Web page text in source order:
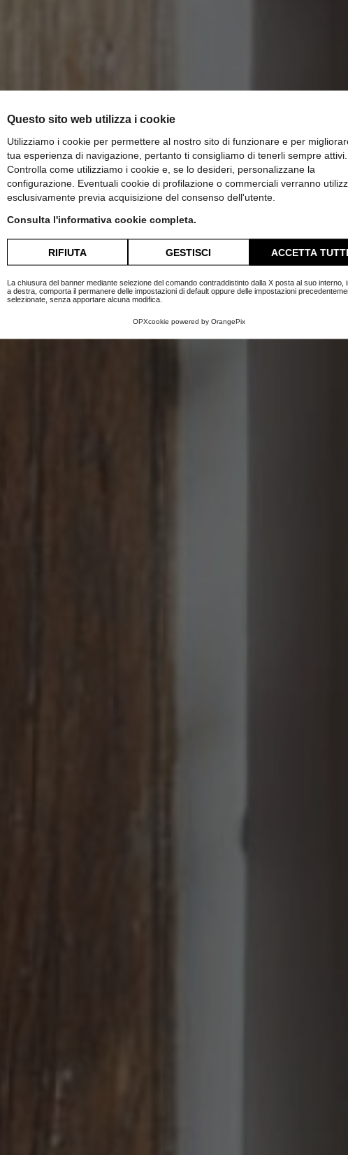
Questo sito web utilizza i cookie
Utilizziamo i cookie per permettere al nostro sito di funzionare e per
tua esperienza di navigazione, pertanto ti consigliamo di tenerli sempre attivi.
Controlla come utilizziamo i cookie e, se lo desideri, personalizzane la
configurazione. Eventuali cookie di profilazione o commerciali verranno
esclusivamente previa acquisizione del consenso dell'utente.
Consulta l'informativa cookie completa.
RIFIUTA GESTISCI ACCETTA TUTTI
La chiusura del banner mediante selezione del comando contraddistinto dalla X posta al suo interno,
a destra, comporta il permanere delle impostazioni di default oppure delle impostazioni
selezionate, senza apportare alcuna modifica.
OPXcookie powered by OrangePix
La Biblioteca come Arredo di